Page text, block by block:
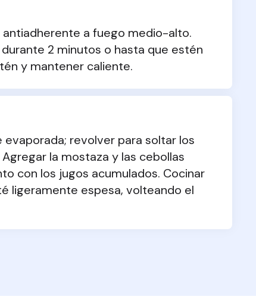
a fuego medio-alto.
2 minutos o hasta que estén
y mantener caliente.
evaporada; revolver para soltar los
la mostaza y las cebollas
con los jugos acumulados. Cocinar
ligeramente espesa, volteando el